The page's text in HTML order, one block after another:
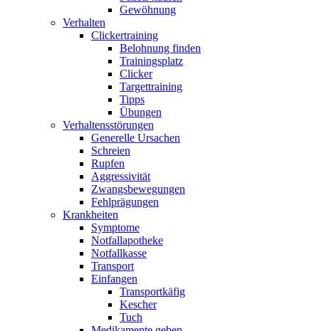
Gewöhnung
Verhalten
Clickertraining
Belohnung finden
Trainingsplatz
Clicker
Targettraining
Tipps
Übungen
Verhaltensstörungen
Generelle Ursachen
Schreien
Rupfen
Aggressivität
Zwangsbewegungen
Fehlprägungen
Krankheiten
Symptome
Notfallapotheke
Notfallkasse
Transport
Einfangen
Transportkäfig
Kescher
Tuch